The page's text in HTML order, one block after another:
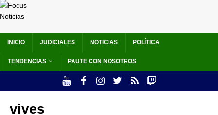
INICIO JUDICIALES NOTICIAS POLÍTICA
TENDENCIAS PAUTE CON NOSOTROS
vives